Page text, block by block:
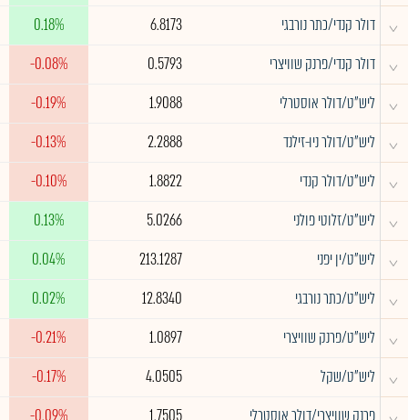
^ דולר קנדי/כתר נורבגי 6.8173
0.18%
^ דולר קנדי/פרנק שוויצרי 0.5793
-0.08%
^ ליש"ט/דולר אוסטרלי 1.9088
-0.19%
^ ליש"ט/דולר ניו-זילנד 2.2888
-0.13%
^ ליש"ט/דולר קנדי 1.8822
-0.10%
^ ליש"ט/זלוטי פולני 5.0266
0.13%
^ ליש"ט/ין יפני 213.1287
0.04%
^ ליש"ט/כתר נורבגי 12.8340
0.02%
^ ליש"ט/פרנק שוויצרי 1.0897
-0.21%
^ ליש"ט/שקל 4.0505
-0.17%